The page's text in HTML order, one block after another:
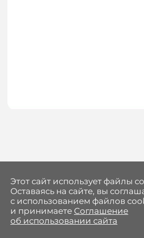
Этот сайт использует файлы
Оставаясь на сайте, вы
с использованием файлов
и принимаете Соглашение
об использовании сайта